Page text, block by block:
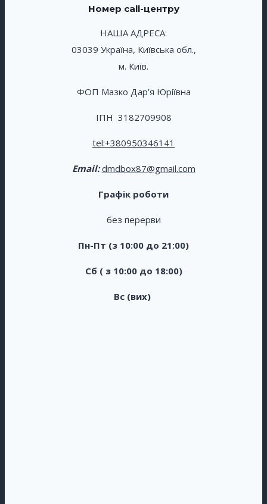
Номер call-центру
НАША АДРЕСА:
03039 Україна, Київська обл.,
м. Київ.
ФОП Мазко Дар’я Юріївна
ІПН 3182709908
tel:+380950346141
Email:dmdbox87@gmail.com
Графік роботи
без перерви
Пн-Пт (з 10:00 до 21:00)
Сб ( з 10:00 до 18:00)
Вс (вих)